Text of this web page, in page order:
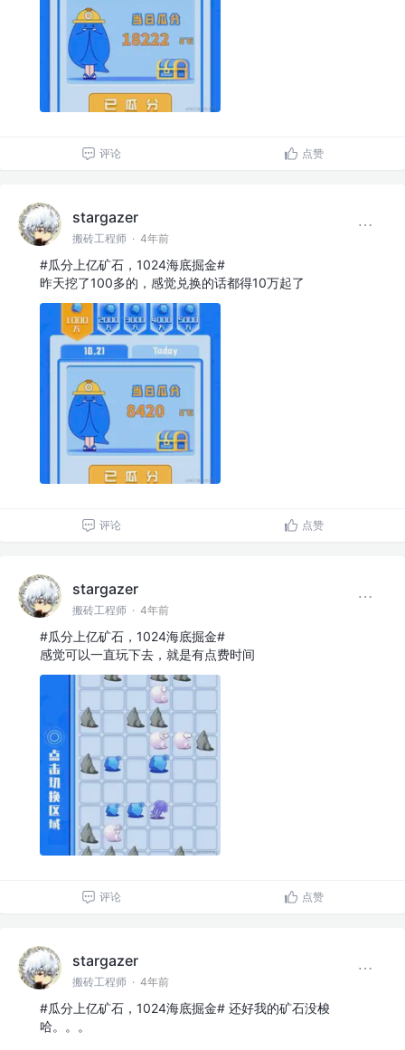
评论 点赞
stargazer
搬砖工程师 · 4年前
#瓜分上亿矿石，1024海底掘金#
昨天挖了100多的，感觉兑换的话都得10万起了
评论 点赞
stargazer
搬砖工程师 · 4年前
#瓜分上亿矿石，1024海底掘金#
感觉可以一直玩下去，就是有点费时间
评论 点赞
stargazer
搬砖工程师 · 4年前
#瓜分上亿矿石，1024海底掘金# 还好我的矿石没梭
哈。。。